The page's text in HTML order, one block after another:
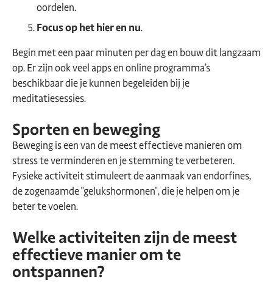
oordelen.
Focus op het hier en nu.
Begin met een paar minuten per dag en bouw dit langzaam
op. Er zijn ook veel apps en online programma’s
beschikbaar die je kunnen begeleiden bij je
meditatiesessies.
Sporten en beweging
Beweging is een van de meest effectieve manieren om
stress te verminderen en je stemming te verbeteren.
Fysieke activiteit stimuleert de aanmaak van endorfines,
de zogenaamde "gelukshormonen", die je helpen om je
beter te voelen.
Welke activiteiten zijn de meest
effectieve manier om te
ontspannen?